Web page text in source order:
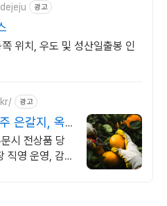
광고
위치, 우도 및 성산일출봉 인
광고
은갈지, 옥
시 전상품 당
직영 운영, 감